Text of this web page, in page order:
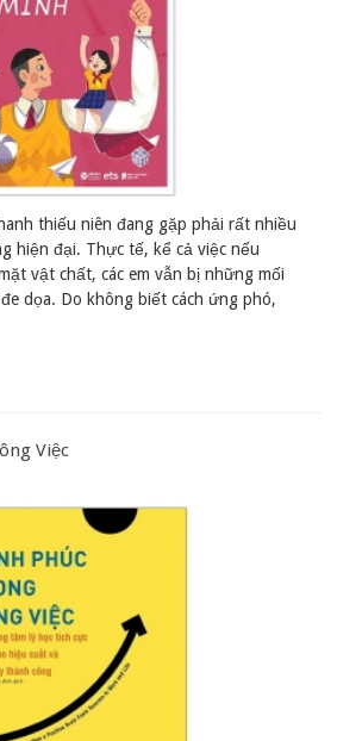
thiếu niên đang gặp phải rất nhiều
hiện đại. Thực tế, kể cả việc nếu
vật chất, các em vẫn bị những mối
dọa. Do không biết cách ứng phó,
Việc